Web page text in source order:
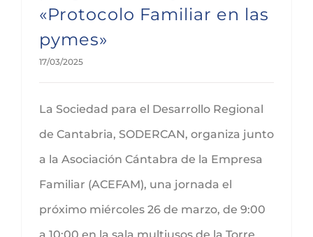
«Protocolo Familiar en las
pymes»
17/03/2025
La Sociedad para el Desarrollo Regional
de Cantabria, SODERCAN, organiza junto
a la Asociación Cántabra de la Empresa
Familiar (ACEFAM), una jornada el
próximo miércoles 26 de marzo, de 9:00